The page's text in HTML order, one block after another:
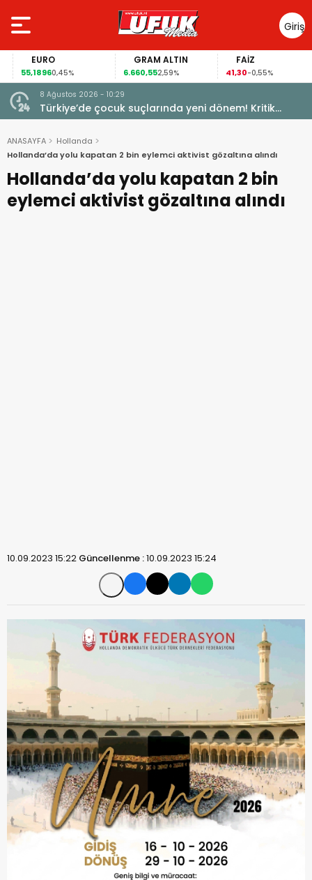
Giriş
Yap
EURO
55,18960,45%
GRAM ALTIN
6.660,552,59%
FAİZ
41,30-0,55%
8 Ağustos 2026 - 10:29
Türkiye’de çocuk suçlarında yeni dönem! Kritik
maddeler kabul edildi
ANASAYFA
Hollanda
Hollanda’da yolu kapatan 2 bin eylemci aktivist gözaltına alındı
Hollanda’da yolu kapatan 2 bin
eylemci aktivist gözaltına alındı
10.09.2023 15:22 Güncellenme :10.09.2023 15:24